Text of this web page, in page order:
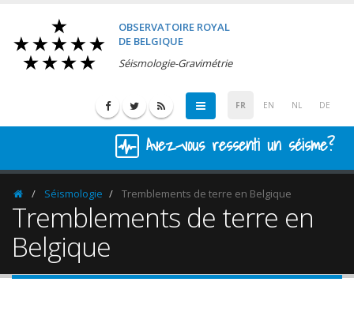
OBSERVATOIRE ROYAL
DE BELGIQUE
Séismologie-Gravimétrie
FR EN NL DE
Avez-vous ressenti un séisme?
HomepageSéismologie Tremblements de terre en Belgique
Tremblements de terre en
Belgique